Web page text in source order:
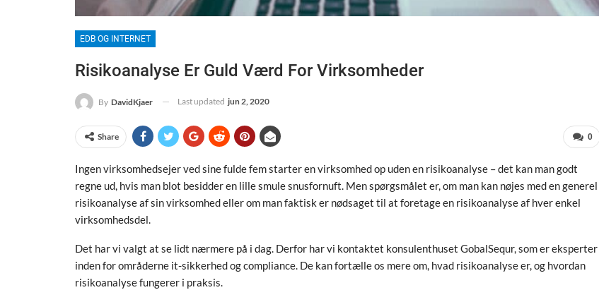
EDB OG INTERNET
Risikoanalyse Er Guld Værd For Virksomheder
By DavidKjaer Last updated jun 2, 2020
0
Share
Ingen virksomhedsejer ved sine fulde fem starter en virksomhed op uden en risikoanalyse – det kan man godt
regne ud, hvis man blot besidder en lille smule snusfornuft. Men spørgsmålet er, om man kan nøjes med en generel
risikoanalyse af sin virksomhed eller om man faktisk er nødsaget til at foretage en risikoanalyse af hver enkel
virksomhedsdel.
Det har vi valgt at se lidt nærmere på i dag. Derfor har vi kontaktet konsulenthuset GobalSequr, som er eksperter
inden for områderne it-sikkerhed og compliance. De kan fortælle os mere om, hvad risikoanalyse er, og hvordan
risikoanalyse fungerer i praksis.